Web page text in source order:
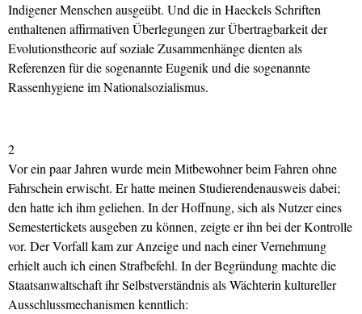
Indigener Menschen ausgeübt. Und die in Haeckels Schriften
enthaltenen affirmativen Überlegungen zur Übertragbarkeit der
Evolutionstheorie auf soziale Zusammenhänge dienten als
Referenzen für die sogenannte Eugenik und die sogenannte
Rassenhygiene im Nationalsozialismus.
2
Vor ein paar Jahren wurde mein Mitbewohner beim Fahren ohne
Fahrschein erwischt. Er hatte meinen Studierendenausweis dabei;
den hatte ich ihm geliehen. In der Hoffnung, sich als Nutzer eines
Semestertickets ausgeben zu können, zeigte er ihn bei der Kontrolle
vor. Der Vorfall kam zur Anzeige und nach einer Vernehmung
erhielt auch ich einen Strafbefehl. In der Begründung machte die
Staatsanwaltschaft ihr Selbstverständnis als Wächterin kultureller
Ausschlussmechanismen kenntlich: